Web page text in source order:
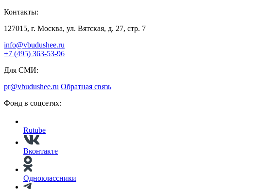
Контакты:
127015, г. Москва, ул. Вятская, д. 27, стр. 7
info@vbudushee.ru
+7 (495) 363-53-96
Для СМИ:
pr@vbudushee.ru Обратная связь
Фонд в соцсетях:
Rutube
Вконтакте
Одноклассники